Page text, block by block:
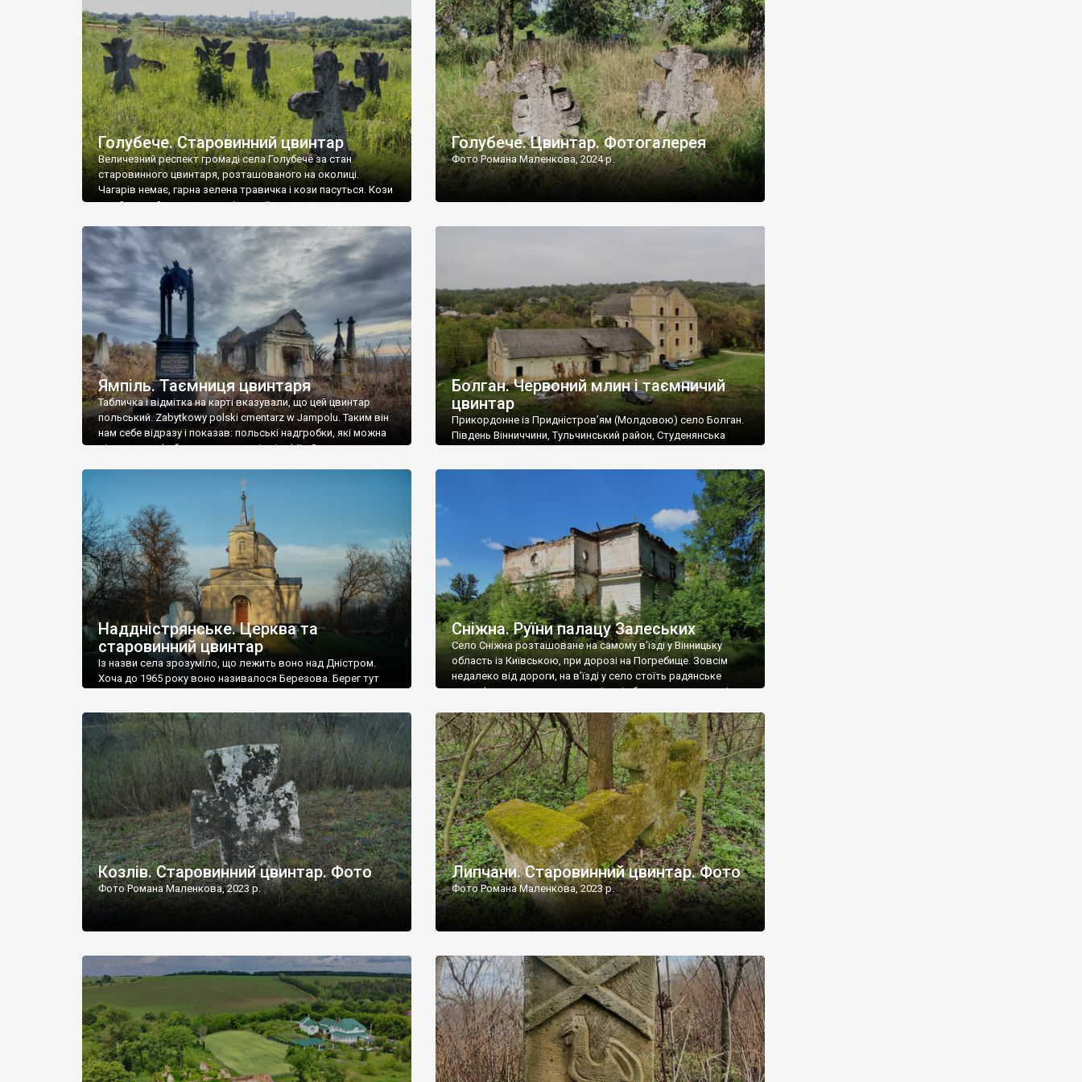
[…]
Голубече. Старовинний цвинтар
Величезний респект громаді села Голубече за стан
старовинного цвинтаря, розташованого на околиці.
Чагарів немає, гарна зелена травичка і кози пасуться. Кози
– найкращий регулятор шкідливої, для старих кладовищ,
бруньками, кози ті бруньки обгризають, бо то улюблений
делікатес. На цвинтарі у Голубечому ціла колекція
різноманітних форм хрестів. Село відносно невелике, […]
Голубече. Цвинтар. Фотогалерея
Фото Романа Маленкова, 2024 р.
Ямпіль. Таємниця цвинтаря
Табличка і відмітка на карті вказували, що цей цвинтар
польський. Zabytkowy polski cmentarz w Jampolu. Таким він
нам себе відразу і показав: польські надгробки, які можна
віднести до фабричних, польські епітафії… Загалом цвинтар
виявилося більше семи гектарів. Перше враження про
абсолютну звичайність польського цвинтаря виявилося
оманливим – […]
Болган. Червоний млин і таємничий
цвинтар
Прикордонне із Придністров’ям (Молдовою) село Болган.
Південь Вінниччини, Тульчинський район, Студенянська
старовинний цвинтар із кам’яними хрестами. Всі епітафії, які
збереглися, написані кирилицею, церковнослов’янською
мовою. За всіма традиційними ознаками – цвинтар
український. Хрести датуються 19 століттям. У 1924-1940
роках Болган […]
Наддністрянське. Церква та
старовинний цвинтар
Із назви села зрозуміло, що лежить воно над Дністром.
Хоча до 1965 року воно називалося Березова. Берег тут
Наддністрянське відрізняється від більшості навколишніх
сіл. У селі є мурована Михайлівська церква. Точної дати […]
Сніжна. Руїни палацу Залеських
Село Сніжна розташоване на самому в’їзді у Вінницьку
область із Київською, при дорозі на Погребище. Зовсім
недалеко від дороги, на в’їзді у село стоїть радянське
рельєфне пано, яке показує жінку і яблуню, а трохи далі,
дороги їх не видно, але видно дві стареньких колії у траві –
[…]
Козлів. Старовинний цвинтар. Фото
Фото Романа Маленкова, 2023 р.
Липчани. Старовинний цвинтар. Фото
Фото Романа Маленкова, 2023 р.